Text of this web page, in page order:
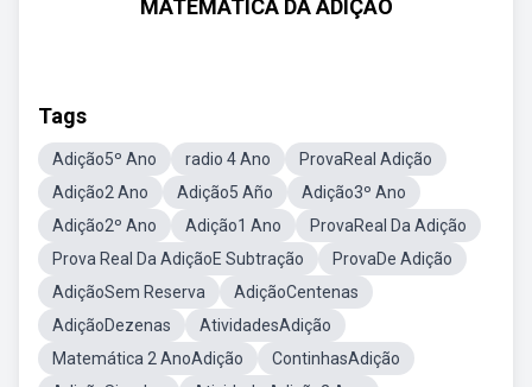
MATEMÁTICA DA ADIÇÃO
Tags
Adição5º Ano radio 4 Ano
ProvaReal Adição
Adição2 Ano
Adição5 Año
Adição3º Ano
Adição2º Ano
Adição1 Ano
ProvaReal Da Adição
Prova Real Da AdiçãoE Subtração
ProvaDe Adição
AdiçãoSem Reserva
AdiçãoCentenas
AdiçãoDezenas
AtividadesAdição
Matemática 2 AnoAdição
ContinhasAdição